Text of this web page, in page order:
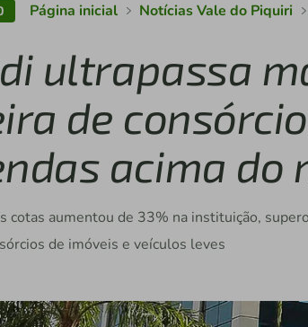
Página inicial Notícias Vale do Piquiri
ultrapassa
de
acima do
cotas aumentou de 33% na instituição,
de imóveis e veículos leves